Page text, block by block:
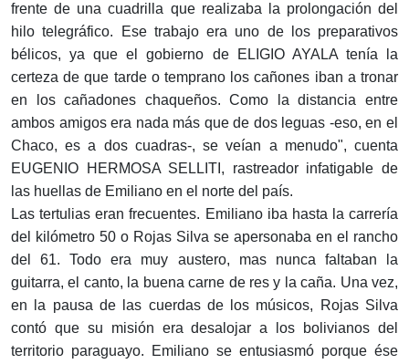
frente de una cuadrilla que realizaba la prolongación del
hilo telegráfico. Ese trabajo era uno de los preparativos
bélicos, ya que el gobierno de ELIGIO AYALA tenía la
certeza de que tarde o temprano los cañones iban a tronar
en los cañadones chaqueños. Como la distancia entre
ambos amigos era nada más que de dos leguas -eso, en el
Chaco, es a dos cuadras-, se veían a menudo", cuenta
EUGENIO HERMOSA SELLITI, rastreador infatigable de
las huellas de Emiliano en el norte del país.
Las tertulias eran frecuentes. Emiliano iba hasta la carrería
del kilómetro 50 o Rojas Silva se apersonaba en el rancho
del 61. Todo era muy austero, mas nunca faltaban la
guitarra, el canto, la buena carne de res y la caña. Una vez,
en la pausa de las cuerdas de los músicos, Rojas Silva
contó que su misión era desalojar a los bolivianos del
territorio paraguayo. Emiliano se entusiasmó porque ése